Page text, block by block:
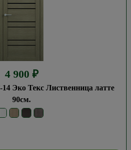
4 900 ₽
Эко Текс Лиственница латте
90см.